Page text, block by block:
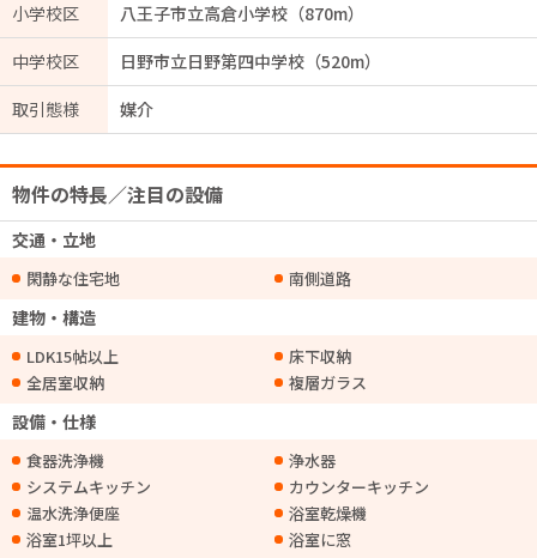
小学校区
八王子市立高倉小学校（870m）
中学校区
日野市立日野第四中学校（520m）
取引態様
媒介
物件の特長／注目の設備
交通・立地
閑静な住宅地 南側道路
建物・構造
LDK15帖以上
床下収納
全居室収納
複層ガラス
設備・仕様
食器洗浄機
浄水器
システムキッチン
カウンターキッチン
温水洗浄便座
浴室乾燥機
浴室1坪以上
浴室に窓